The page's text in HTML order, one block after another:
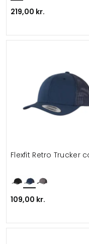
219,00 kr.
Flexfit Retro Trucker
109,00 kr.